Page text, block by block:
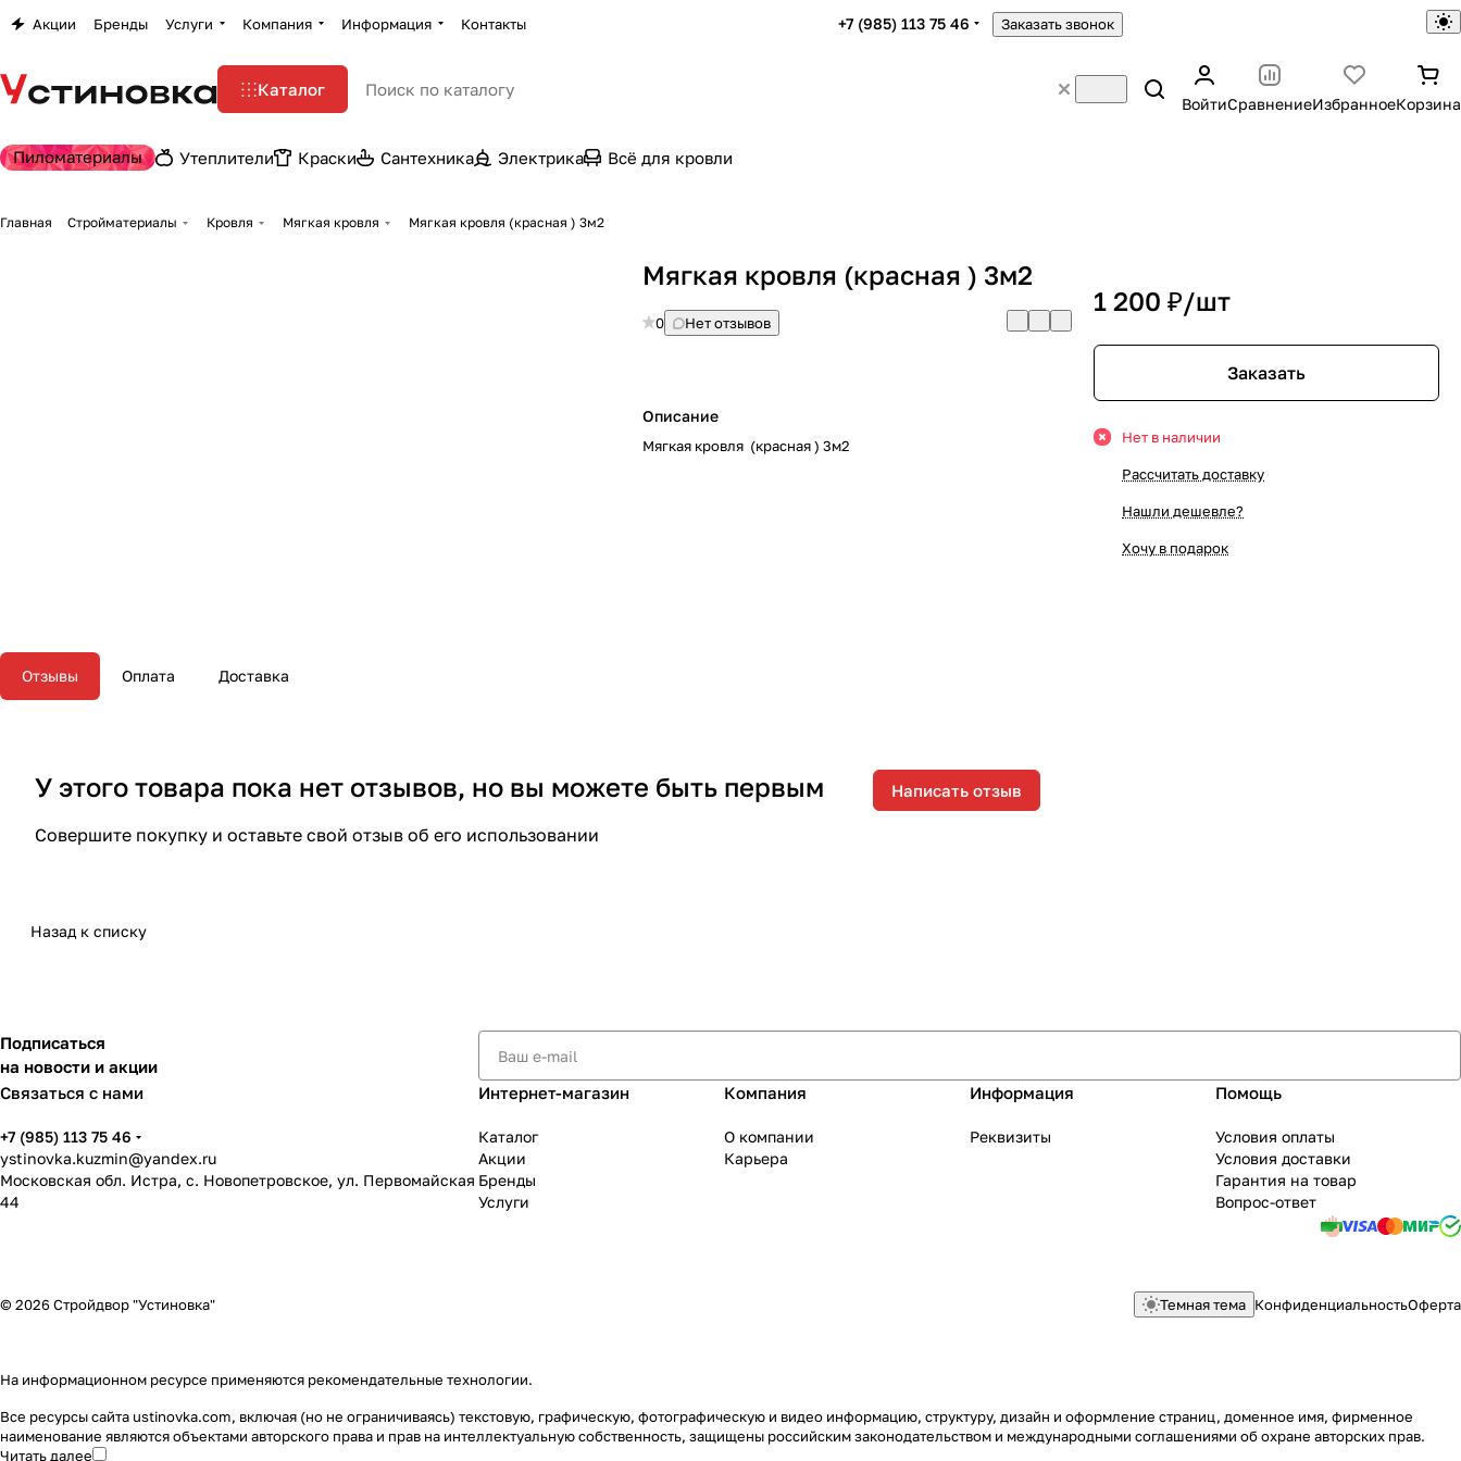
Акции Бренды Услуги Компания Информация Контакты +7 (985) 113 75 46 Заказать звонок
Каталог
ВойтиСравнениеИзбранноеКорзина
Пиломатериалы Утеплители Краски Сантехника Электрика Всё для кровли
Главная Стройматериалы Кровля Мягкая кровля Мягкая кровля (красная ) 3м2
Мягкая кровля (красная ) 3м2
0 Нет отзывов
Описание
Мягкая кровля (красная ) 3м2
1 200 ₽/шт
Заказать
Нет в наличии
Рассчитать доставку
Нашли дешевле?
Хочу в подарок
Отзывы Оплата Доставка
У этого товара пока нет отзывов, но вы можете быть первым
Совершите покупку и оставьте свой отзыв об его использовании
Написать отзыв
Назад к списку
Подписаться
на новости и акции
Связаться с нами
+7 (985) 113 75 46
ystinovka.kuzmin@yandex.ru
Московская обл. Истра, с. Новопетровское, ул. Первомайская
44
Интернет-магазин
Каталог
Акции
Бренды
Услуги
Компания
О компании
Карьера
Информация
Реквизиты
Помощь
Условия оплаты
Условия доставки
Гарантия на товар
Вопрос-ответ
© 2026 Стройдвор "Устиновка" Темная тема КонфиденциальностьОферта
На информационном ресурсе применяются рекомендательные технологии.
Все ресурсы сайта ustinovka.com, включая (но не ограничиваясь) текстовую, графическую, фотографическую и видео информацию, структуру, дизайн и оформление страниц, доменное имя, фирменное
наименование являются объектами авторского права и прав на интеллектуальную собственность, защищены российским законодательством и международными соглашениями об охране авторских прав.
Читать далее